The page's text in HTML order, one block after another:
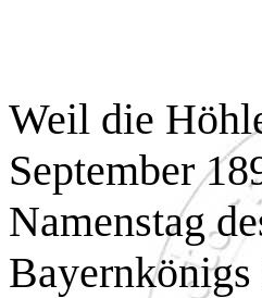
Weil die
September
Namenstag